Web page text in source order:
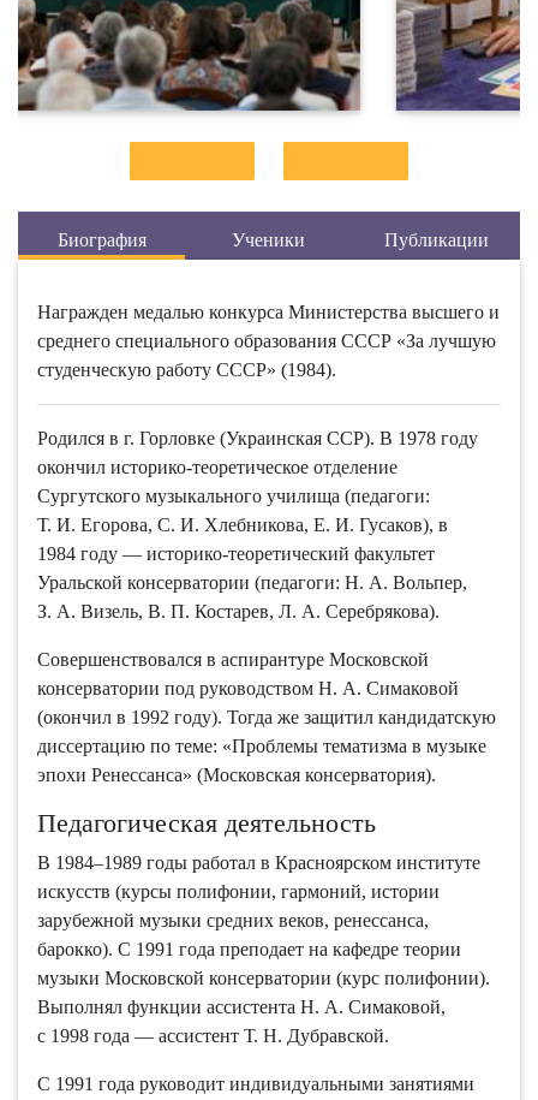
Биография Ученики Публикации
Награжден медалью конкурса Министерства высшего и
среднего специального образования СССР «За лучшую
студенческую работу СССР» (1984).
Родился в г. Горловке (Украинская ССР). В 1978 году
окончил историко-теоретическое отделение
Сургутского музыкального училища (педагоги:
Т. И. Егорова, С. И. Хлебникова, Е. И. Гусаков), в
1984 году — историко-теоретический факультет
Уральской консерватории (педагоги: Н. А. Вольпер,
З. А. Визель, В. П. Костарев, Л. А. Серебрякова).
Совершенствовался в аспирантуре Московской
консерватории под руководством Н. А. Симаковой
(окончил в 1992 году). Тогда же защитил кандидатскую
диссертацию по теме: «Проблемы тематизма в музыке
эпохи Ренессанса» (Московская консерватория).
Педагогическая деятельность
В 1984–1989 годы работал в Красноярском институте
искусств (курсы полифонии, гармоний, истории
зарубежной музыки средних веков, ренессанса,
барокко). С 1991 года преподает на кафедре теории
музыки Московской консерватории (курс полифонии).
Выполнял функции ассистента Н. А. Симаковой,
с 1998 года — ассистент Т. Н. Дубравской.
С 1991 года руководит индивидуальными занятиями